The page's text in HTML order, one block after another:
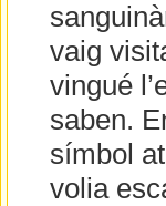
vaig
vingué
saben.
símbol
volia